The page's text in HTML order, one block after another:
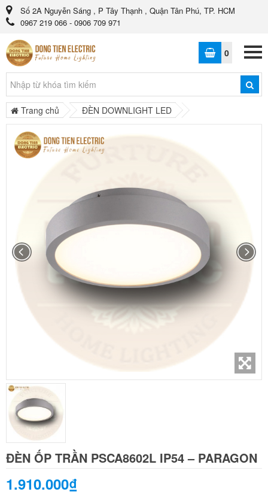
Số 2A Nguyễn Sáng , P Tây Thạnh , Quận Tân Phú, TP. HCM
0967 219 066 - 0906 709 971
0
Trang chủ ĐÈN DOWNLIGHT LED
ĐÈN ỐP TRẦN PSCA8602L IP54 – PARAGON
1.910.000₫